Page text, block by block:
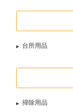
台所用品
掃除用品